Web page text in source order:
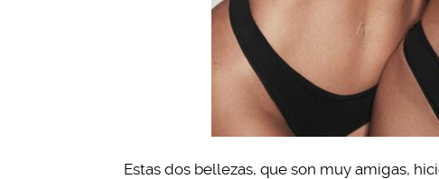
Estas dos bellezas, que son muy amigas,